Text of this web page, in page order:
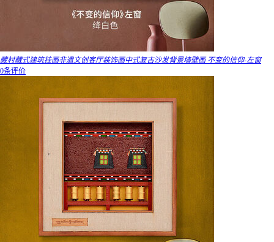
藏村藏式建筑挂画非遗文创客厅装饰画中式复古沙发背景墙壁画 不变的信仰-左窗
0条评价